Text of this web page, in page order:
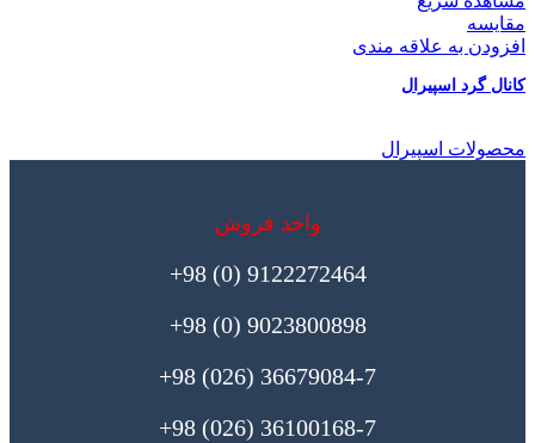
مقایسه
افزودن به علاقه مندی
کانال گرد اسپیرال
محصولات اسپیرال
واحد فروش
9122272464 (0) 98+
9023800898 (0) 98+
36679084-7 (026) 98+
36100168-7 (026) 98+